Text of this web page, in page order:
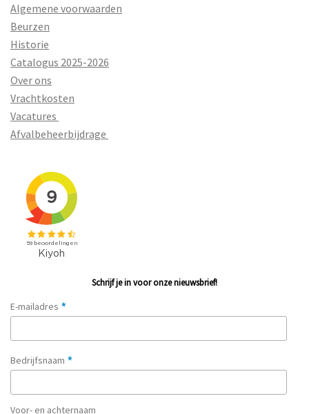
Algemene voorwaarden
Beurzen
Historie
Catalogus 2025-2026
Over ons
Vrachtkosten
Vacatures
Afvalbeheerbijdrage
Schrijf je in voor onze nieuwsbrief!
E-mailadres *
Bedrijfsnaam *
Voor- en achternaam